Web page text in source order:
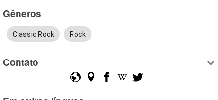
Gêneros
Classic Rock Rock
Contato